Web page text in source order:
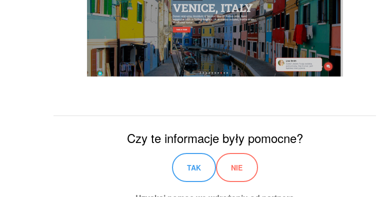
Czy te informacje były pomocne?
TAK NIE